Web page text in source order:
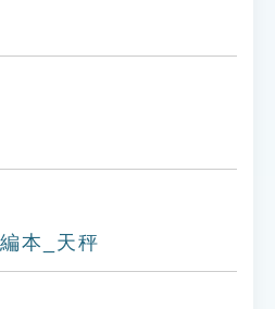
本_天秤